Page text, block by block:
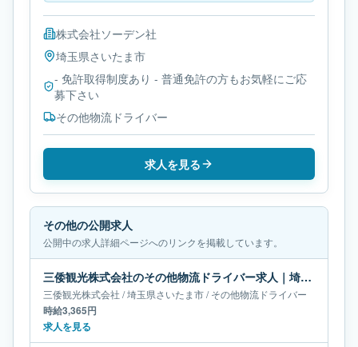
株式会社ソーデン社
埼玉県さいたま市
- 免許取得制度あり - 普通免許の方もお気軽にご応
募下さい
その他物流ドライバー
求人を見る
その他の公開求人
公開中の求人詳細ページへのリンクを掲載しています。
三倭観光株式会社のその他物流ドライバー求人｜埼玉県さいたま市
三倭観光株式会社 /埼玉県さいたま市/その他物流ドライバー
時給3,365円
求人を見る